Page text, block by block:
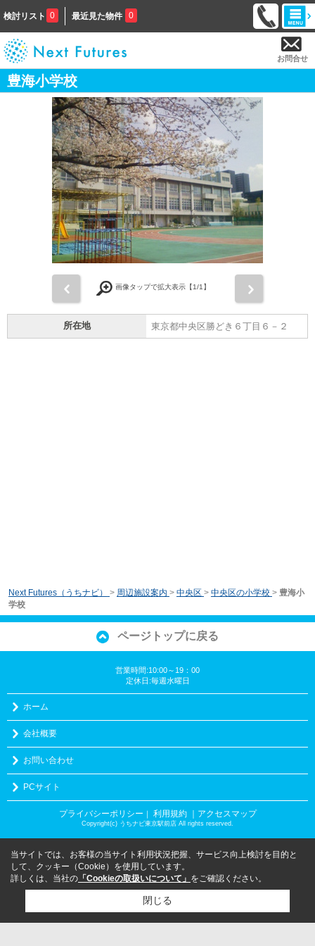
検討リスト 0 最近見た物件 0
お問合せ
豊海小学校
画像タップで拡大表示【1/1】
所在地 東京都中央区勝どき６丁目６－２
Next Futures（うちナビ） > 周辺施設案内 > 中央区 > 中央区の小学校 > 豊海小
学校
ページトップに戻る
営業時間:10:00～19：00
定休日:毎週水曜日
ホーム
会社概要
お問い合わせ
PCサイト
プライバシーポリシー ｜ 利用規約 ｜アクセスマップ
Copyright(c) うちナビ東京駅前店 All rights reserved.
当サイトでは、お客様の当サイト利用状況把握、サービス向上検討を目的と
して、クッキー（Cookie）を使用しています。
詳しくは、当社の 「Cookieの取扱いについて」 をご確認ください。
閉じる